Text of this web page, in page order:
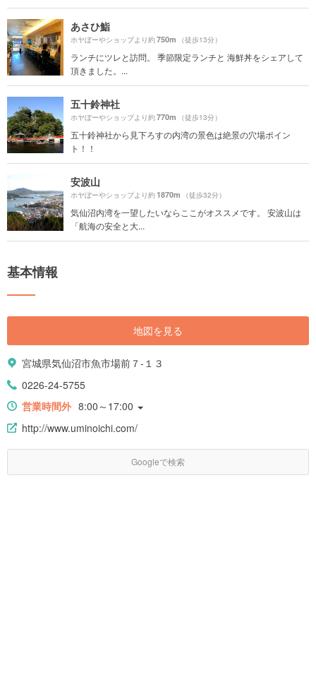
あさひ鮨
ホヤぼーやショップより約750m （徒歩13分）
ランチにツレと訪問。 季節限定ランチと 海鮮丼をシェアして
頂きました。...
五十鈴神社
ホヤぼーやショップより約770m （徒歩13分）
五十鈴神社から見下ろすの内湾の景色は絶景の穴場ポイン
ト！！
安波山
ホヤぼーやショップより約1870m （徒歩32分）
気仙沼内湾を一望したいならここがオススメです。 安波山は
「航海の安全と大...
基本情報
地図を見る
宮城県気仙沼市魚市場前７-１３
0226-24-5755
営業時間外 8:00～17:00
http://www.uminoichi.com/
Googleで検索